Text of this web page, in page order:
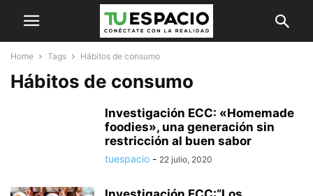
Home Tags Hábitos de consumo
Hábitos de consumo
Investigación ECC: «Homemade
foodies», una generación sin
restricción al buen sabor
tuespacio - 22 julio, 2020